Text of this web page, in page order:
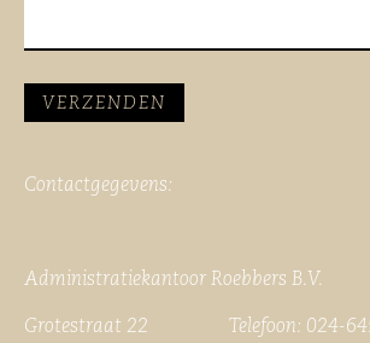
Contactgegevens:
Administratiekantoor Roebbers B.V.
Grotestraat 22 Telefoon: 024-